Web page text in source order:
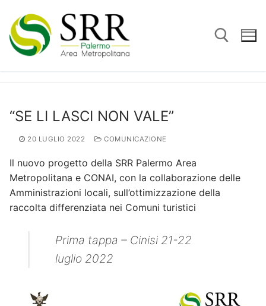
contenuto
“SE LI LASCI NON VALE”
20 LUGLIO 2022 COMUNICAZIONE
Il nuovo progetto della SRR Palermo Area
Metropolitana e CONAI, con la collaborazione delle
Amministrazioni locali, sull’ottimizzazione della
raccolta differenziata nei Comuni turistici
Prima tappa – Cinisi 21-22
luglio 2022